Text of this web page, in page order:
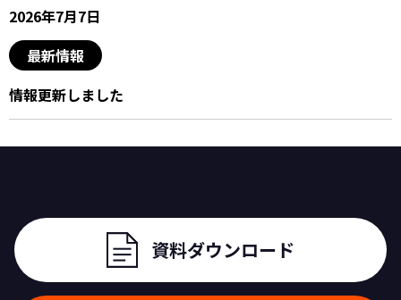
2026年7月7日
最新情報
情報更新しました
資料ダウンロード